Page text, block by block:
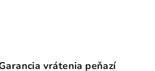
vrátenia peňazí